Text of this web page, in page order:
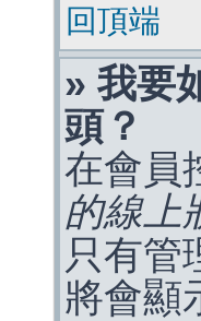
回頂端
» 我要
頭？
在會員
的線上
只有管
將會顯